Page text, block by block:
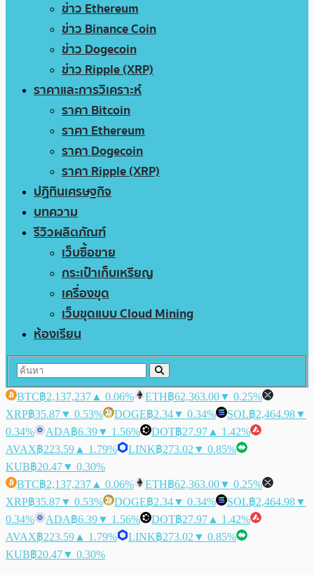
ข่าว Ethereum
ข่าว Binance Coin
ข่าว Dogecoin
ข่าว Ripple (XRP)
ราคาและการวิเคราะห์
ราคา Bitcoin
ราคา Ethereum
ราคา Dogecoin
ราคา Ripple (XRP)
ปฏิทินเศรษฐกิจ
บทความ
รีวิวผลิตภัณฑ์
เว็บซื้อขาย
กระเป๋าเก็บเหรียญ
เครื่องขุด
เว็บขุดแบบ Cloud Mining
ห้องเรียน
BTC฿2,137,237 ▲ 0.06% ETH฿62,363.00▼ 0.25%
XRP฿35.87▼ 0.53% DOGE฿2.34▼ 0.34% SOL฿2,464.98▼
0.34%
ADA฿6.39▼ 1.56% DOT฿27.97 ▲ 1.42%
AVAX฿223.59 ▲ 1.79% LINK฿273.02 ▼ 0.85%
KUB฿20.47▼ 0.30%
BTC฿2,137,237 ▲ 0.06% ETH฿62,363.00▼ 0.25%
XRP฿35.87▼ 0.53% DOGE฿2.34▼ 0.34% SOL฿2,464.98▼
0.34%
ADA฿6.39▼ 1.56% DOT฿27.97 ▲ 1.42%
AVAX฿223.59 ▲ 1.79% LINK฿273.02 ▼ 0.85%
KUB฿20.47▼ 0.30%